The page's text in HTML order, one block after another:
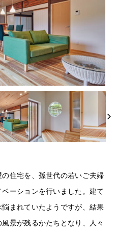
住宅を、孫世代の若いご夫婦
ーションを行いました。建て
まれていたようですが、結果
景が残るかたちとなり、人々